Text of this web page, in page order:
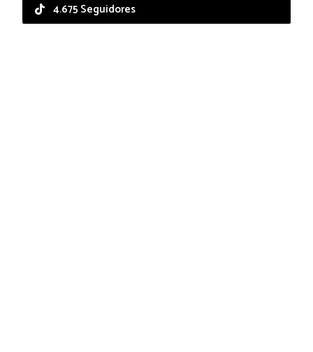
4.675 Seguidores